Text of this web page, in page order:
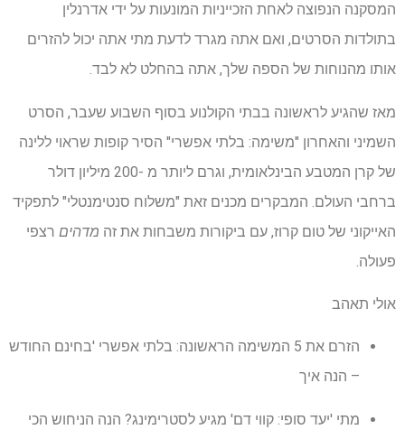
המסקנה הנפוצה לאחת הזכייניות המונעות על ידי אדרנלין
בתולדות הסרטים, ואם אתה מגרד לדעת מתי אתה יכול להזרים
אותו מהנוחות של הספה שלך, אתה בהחלט לא לבד.
מאז שהגיע לראשונה בבתי הקולנוע בסוף השבוע שעבר, הסרט
השמיני והאחרון "משימה: בלתי אפשרי" הסיר קופות שראוי ללינה
של קרן המטבע הבינלאומית, וגרם ליותר מ -200 מיליון דולר
ברחבי העולם. המבקרים מכנים זאת "משלוח סנטימנטלי" לתפקיד
האייקוני של טום קרוז, עם ביקורות משבחות את זה מדהים רצפי
פעולה.
אולי תאהב
הזרם את 5 המשימה הראשונה: בלתי אפשרי 'בחינם החודש
– הנה איך
מתי 'יעד סופי: קווי דם' מגיע לסטרימינג? הנה הניחוש הכי